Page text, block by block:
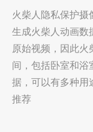
火柴人隐私保护
生成火柴人动画数
原始视频，因此
间，包括卧室和
据，可以有多种用
推荐